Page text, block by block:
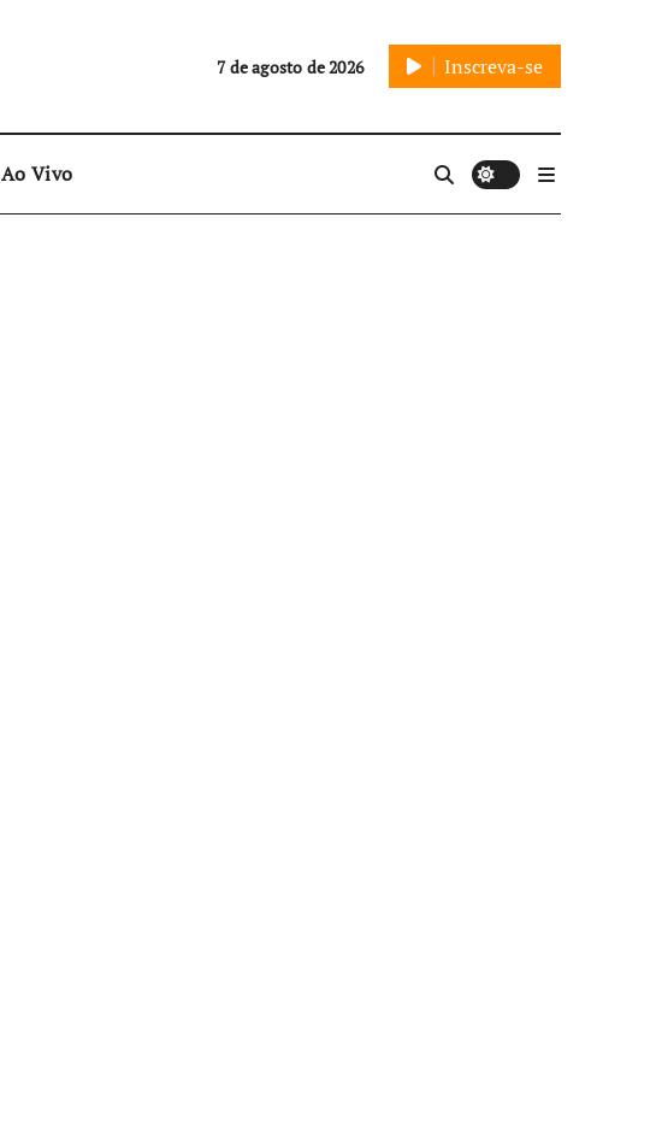
7 de agosto de 2026 Inscreva-se
Ao Vivo